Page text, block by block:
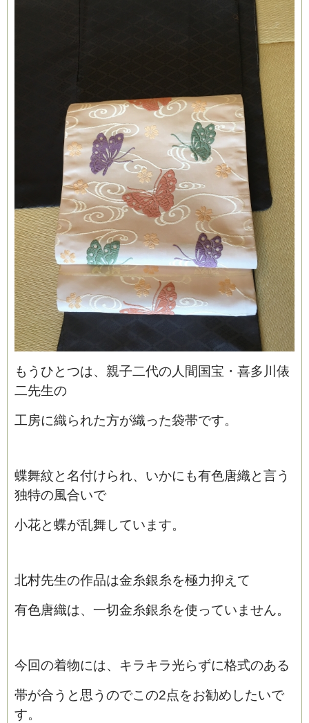
もうひとつは、親子二代の人間国宝・喜多川俵
二先生の
工房に織られた方が織った袋帯です。
蝶舞紋と名付けられ、いかにも有色唐織と言う
独特の風合いで
小花と蝶が乱舞しています。
北村先生の作品は金糸銀糸を極力抑えて
有色唐織は、一切金糸銀糸を使っていません。
今回の着物には、キラキラ光らずに格式のある
帯が合うと思うのでこの2点をお勧めしたいで
す。